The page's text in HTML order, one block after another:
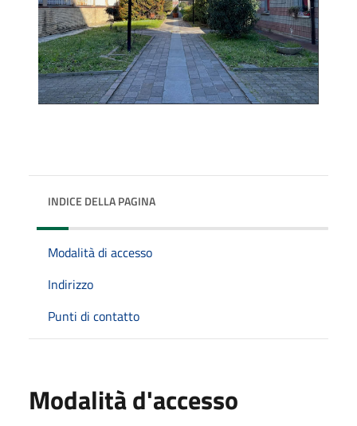
INDICE DELLA PAGINA
Modalità di accesso
Indirizzo
Punti di contatto
Modalità d'accesso